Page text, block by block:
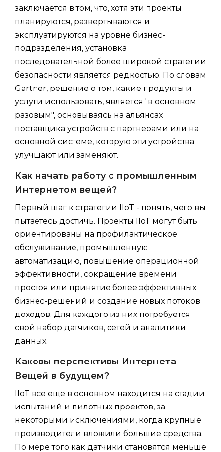
заключается в том, что, хотя эти проекты
планируются, развертываются и
эксплуатируются на уровне бизнес-
подразделения, установка
последовательной более широкой стратегии
безопасности является редкостью. По словам
Gartner, решение о том, какие продукты и
услуги использовать, является "в основном
разовым", основываясь на альянсах
поставщика устройств с партнерами или на
основной системе, которую эти устройства
улучшают или заменяют.
Как начать работу с промышленным
Интернетом вещей?
Первый шаг к стратегии IIoT - понять, чего вы
пытаетесь достичь. Проекты IIoT могут быть
ориентированы на профилактическое
обслуживание, промышленную
автоматизацию, повышение операционной
эффективности, сокращение времени
простоя или принятие более эффективных
бизнес-решений и создание новых потоков
доходов. Для каждого из них потребуется
свой набор датчиков, сетей и аналитики
данных.
Каковы перспективы Интернета
Вещей в будущем?
IIoT все еще в основном находится на стадии
испытаний и пилотных проектов, за
некоторыми исключениями, когда крупные
производители вложили большие средства.
По мере того как датчики становятся меньше